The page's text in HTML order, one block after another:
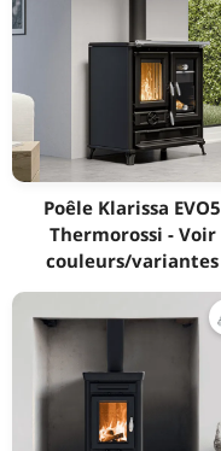
Poêle Klarissa EVO5
Thermorossi - Voir
couleurs/variantes